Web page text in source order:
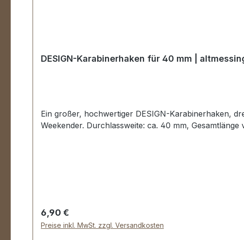
DESIGN-Karabinerhaken für 40 mm |
Ein großer, hochwertiger DESIGN-Karabinerhaken,
Weekender. Durchlassweite: ca. 40 mm,
Regulärer Preis:
6,90 €
Preise inkl. MwSt. zzgl. Versandkosten